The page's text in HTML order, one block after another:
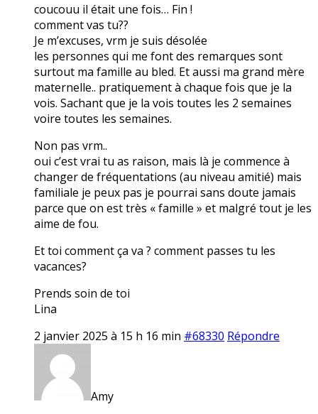
coucouu il était une fois… Fin !
comment vas tu??
Je m’excuses, vrm je suis désolée
les personnes qui me font des remarques sont
surtout ma famille au bled. Et aussi ma grand mère
maternelle.. pratiquement à chaque fois que je la
vois. Sachant que je la vois toutes les 2 semaines
voire toutes les semaines.
Non pas vrm..
oui c’est vrai tu as raison, mais là je commence à
changer de fréquentations (au niveau amitié) mais
familiale je peux pas je pourrai sans doute jamais
parce que on est très « famille » et malgré tout je les
aime de fou.
Et toi comment ça va ? comment passes tu les
vacances?
Prends soin de toi
Lina
2 janvier 2025 à 15 h 16 min #68330 Répondre
Amy